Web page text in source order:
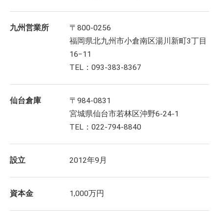
九州営業所
〒800-0256
福岡県北九州市小倉南区湯川新町3丁目
16−11
TEL：093-383-8367
仙台倉庫
〒984-0831
宮城県仙台市若林区沖野6-24-1
TEL：022-794-8840
設立 2012年9月
資本金 1,000万円